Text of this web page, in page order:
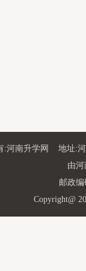
:河南升学网 地址:河
由
邮政
Copyright@